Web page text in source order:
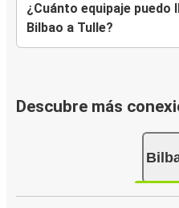
¿Cuánto equipaje puedo
Bilbao a Tulle?
Descubre más